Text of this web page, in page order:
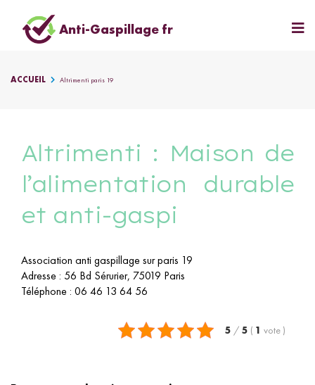
Anti-Gaspillage fr
ACCUEIL Altrimenti paris 19
Altrimenti : Maison de
l’alimentation durable
et anti-gaspi
Association anti gaspillage sur paris 19
Adresse : 56 Bd Sérurier, 75019 Paris
Téléphone : 06 46 13 64 56
5 / 5 ( 1 vote )